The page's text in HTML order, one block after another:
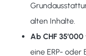
alten Inhalte.
Ab CHF 35’000
eine ERP- oder